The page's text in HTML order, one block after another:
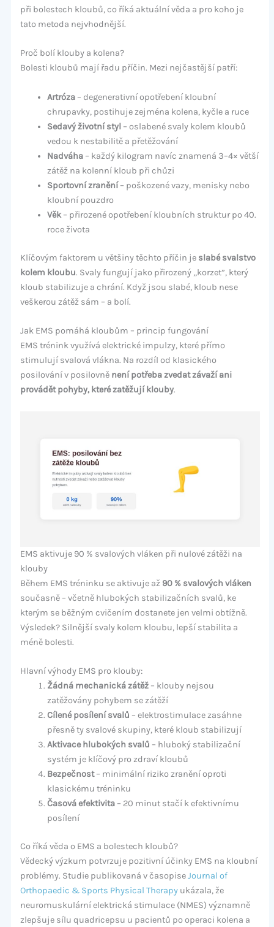
při bolestech kloubů, co říká aktuální věda a pro koho je
tato metoda nejvhodnější.
Proč bolí klouby a kolena?
Bolesti kloubů mají řadu příčin. Mezi nejčastější patří:
Artróza– degenerativní opotřebení kloubní
chrupavky, postihuje zejména kolena, kyčle a ruce
Sedavý životní styl – oslabené svaly kolem kloubů
vedou k nestabilitě a přetěžování
Nadváha– každý kilogram navíc znamená 3–4× větší
zátěž na kolenní kloub při chůzi
Sportovní zranění– poškozené vazy, menisky nebo
kloubní pouzdro
Věk– přirozené opotřebení kloubních struktur po 40.
roce života
Klíčovým faktorem u většiny těchto příčin je slabé svalstvo
kolem kloubu. Svaly fungují jako přirozený „korzet”, který
kloub stabilizuje a chrání. Když jsou slabé, kloub nese
veškerou zátěž sám – a bolí.
Jak EMS pomáhá kloubům – princip fungování
EMS trénink využívá elektrické impulzy, které přímo
stimulují svalová vlákna. Na rozdíl od klasického
posilování v posilovně není potřeba zvedat závaží ani
provádět pohyby, které zatěžují klouby.
EMS aktivuje 90 % svalových vláken při nulové zátěži na
klouby
Během EMS tréninku se aktivuje až 90 % svalových vláken
současně – včetně hlubokých stabilizačních svalů, ke
kterým se běžným cvičením dostanete jen velmi obtížně.
Výsledek? Silnější svaly kolem kloubu, lepší stabilita a
méně bolesti.
Hlavní výhody EMS pro klouby:
Žádná mechanická zátěž– klouby nejsou
zatěžovány pohybem se zátěží
Cílené posílení svalů – elektrostimulace zasáhne
přesně ty svalové skupiny, které kloub stabilizují
Aktivace hlubokých svalů – hluboký stabilizační
systém je klíčový pro zdraví kloubů
Bezpečnost– minimální riziko zranění oproti
klasickému tréninku
Časová efektivita– 20 minut stačí k efektivnímu
posílení
Co říká věda o EMS a bolestech kloubů?
Vědecký výzkum potvrzuje pozitivní účinky EMS na kloubní
problémy. Studie publikovaná v časopiseJournal of
Orthopaedic & Sports Physical Therapyukázala, že
neuromuskulární elektrická stimulace (NMES) významně
zlepšuje sílu quadricepsu u pacientů po operaci kolena a